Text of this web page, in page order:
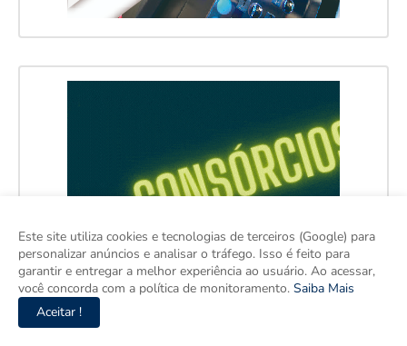
Este site utiliza cookies e tecnologias de terceiros (Google) para
personalizar anúncios e analisar o tráfego. Isso é feito para
garantir e entregar a melhor experiência ao usuário. Ao acessar,
você concorda com a política de monitoramento. Saiba Mais
Aceitar !